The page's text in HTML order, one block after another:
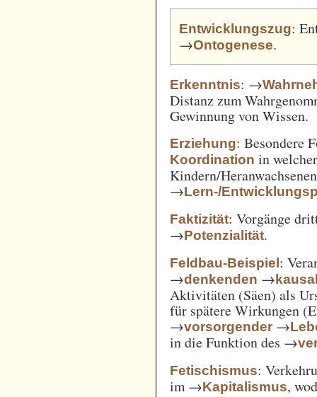
Entwicklungszug:
→Ontogenese.
Erkenntnis: →
Distanz zum
Gewinnung von Wissen.
Erziehung: Besondere
Koordination in
Kindern/
→Lern-/
Faktizität: Vorgänge
→Potenzialität.
Feldbau-Beispiel:
→denkenden →
Aktivitäten (Säen) als
für spätere Wirkungen
→vorsorgender →
in die Funktion des →
Fetischismus:
im →Kapitalismus,